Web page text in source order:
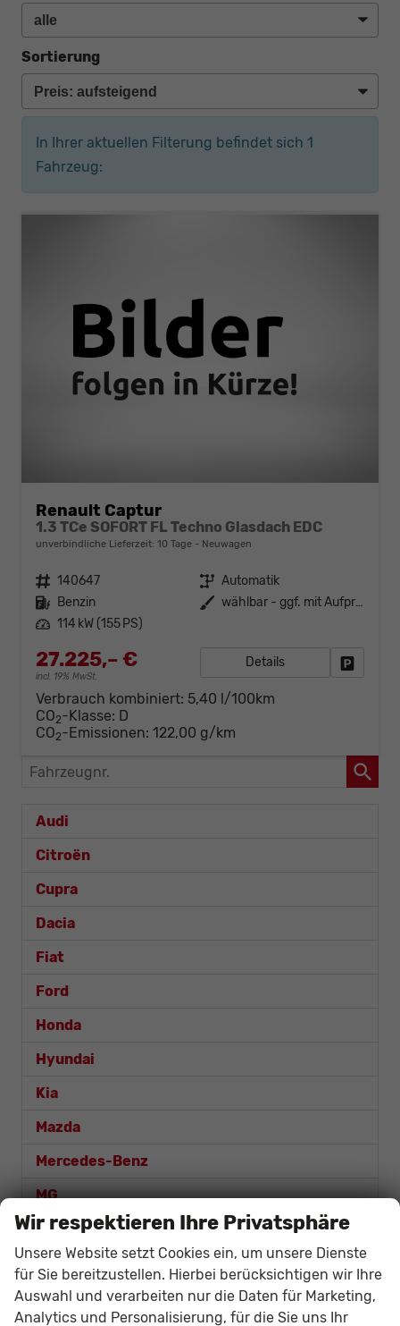
Sortierung
In Ihrer aktuellen Filterung befindet sich 1
Fahrzeug:
Renault Captur
1.3 TCe SOFORT FL Techno Glasdach EDC
unverbindliche Lieferzeit: 10 Tage Neuwagen
Fahrzeugnr. 140647 Getriebe Automatik
Kraftstoff Benzin Außenfarbe
wählbar - ggf. mit Aufpreis
Leistung 114 kW (155 PS)
27.225,– €
incl. 19% MwSt.
Details
Verbrauch kombiniert: 5,40 l/100km
CO2-Klasse: D
CO2-Emissionen: 122,00 g/km
Fahrzeugnr.
Audi
Citroën
Cupra
Dacia
Fiat
Ford
Honda
Hyundai
Kia
Mazda
Mercedes-Benz
MG
Nissan
Opel
Renault
Wir respektieren Ihre Privatsphäre
Unsere Website setzt Cookies ein, um unsere Dienste
für Sie bereitzustellen. Hierbei berücksichtigen wir Ihre
Auswahl und verarbeiten nur die Daten für Marketing,
Analytics und Personalisierung, für die Sie uns Ihr